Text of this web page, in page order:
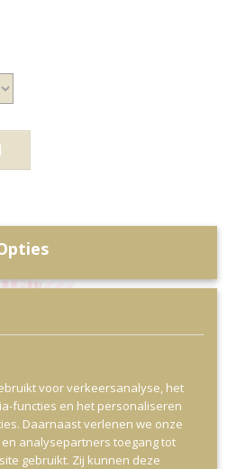
voor verkeersanalyse, het
functies en het personaliseren
Daarnaast verlenen we onze
analysepartners toegang tot
gebruikt. Zij kunnen deze